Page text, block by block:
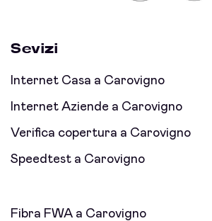
Sevizi
Internet Casa a Carovigno
Internet Aziende a Carovigno
Verifica copertura a Carovigno
Speedtest a Carovigno
Fibra FWA a Carovigno